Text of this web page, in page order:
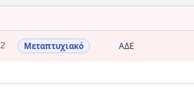
Μεταπτυχιακό ΑΔΕ